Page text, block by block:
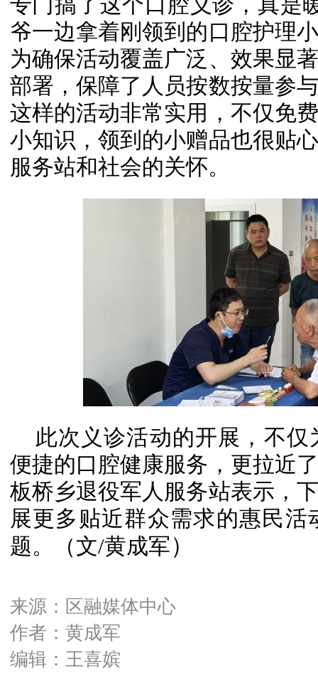
爷一边拿着刚领到的口腔护理
为确保活动覆盖广泛、效果显
部署，保障了人员按数按量参
这样的活动非常实用，不仅免
小知识，领到的小赠品也很贴
服务站和社会的关怀。
此次义诊活动的开展，不
便捷的口腔健康服务，更拉近
板桥乡退役军人服务站表示，
展更多贴近群众需求的惠民
题。（文/黄成军）
来源：区融媒体中心
作者：黄成军
编辑：王喜嫔